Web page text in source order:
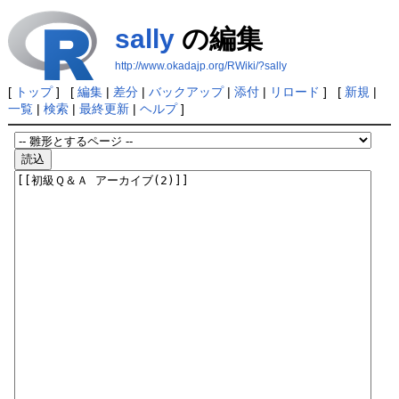
sallyの編集
http://www.okadajp.org/RWiki/?sally
[ トップ] [ 編集| 差分| バックアップ| 添付| リロード ] [ 新規 |
一覧| 検索| 最終更新| ヘルプ]